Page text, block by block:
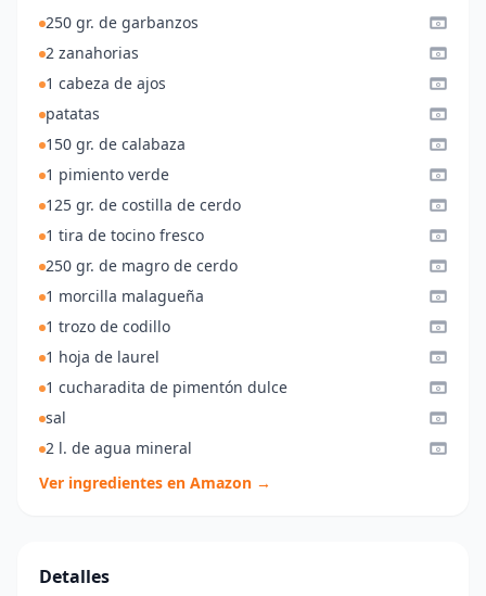
250 gr. de garbanzos
2 zanahorias
1 cabeza de ajos
patatas
150 gr. de calabaza
1 pimiento verde
125 gr. de costilla de cerdo
1 tira de tocino fresco
250 gr. de magro de cerdo
1 morcilla malagueña
1 trozo de codillo
1 hoja de laurel
1 cucharadita de pimentón dulce
sal
2 l. de agua mineral
Ver ingredientes en Amazon →
Detalles